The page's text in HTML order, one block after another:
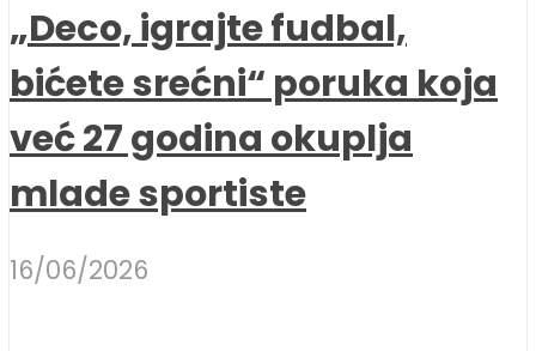
„Deco, igrajte fudbal,
bićete srećni“ poruka koja
već 27 godina okuplja
mlade sportiste
16/06/2026